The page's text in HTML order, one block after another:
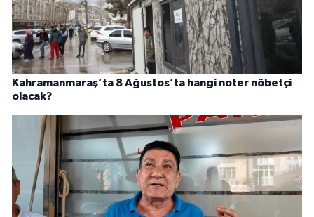
Kahramanmaraş’ta 8 Ağustos’ta hangi noter nöbetçi
olacak?